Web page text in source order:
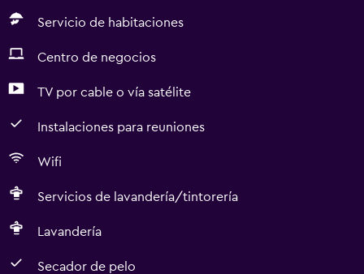
Servicio de habitaciones
Centro de negocios
TV por cable o vía satélite
Instalaciones para reuniones
Wifi
Servicios de lavandería/tintorería
Lavandería
Secador de pelo